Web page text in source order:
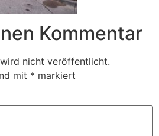
Kommentar
nicht veröffentlicht.
mit * markiert